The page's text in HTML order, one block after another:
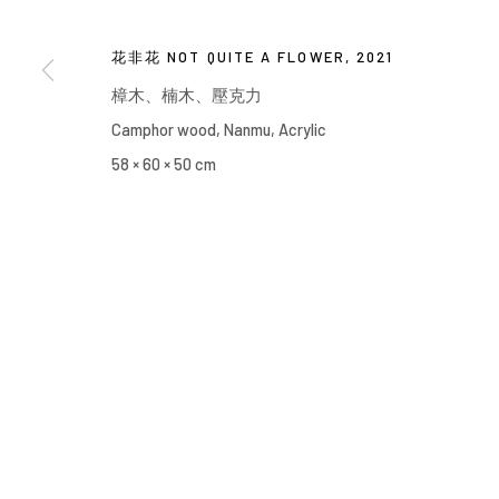
COPYRIGHT © 2026 YIRI ARTS, BACK_Y & YIRI JAKARTA. ALL
花非花 NOT QUITE A FLOWER , 2021
樟木、楠木、壓克力
Camphor wood, Nanmu, Acrylic
58 × 60 × 50 cm